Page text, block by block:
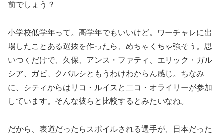
前でしょう？
小学校低学年って。高学年でもいいけど。ワーチャレに出
場したことある選抜を作ったら、めちゃくちゃ強そう。思
いつくだけで、久保、アンス・ファティ、エリック・ガル
シア、ガビ、クバルシともうわけわからん感じ。ちなみ
に、シティからはリコ・ルイスと二コ・オライリーが参加
しています。そんな彼らと比較するとみたいなね。
だから、表道だったらスポイルされる選手が、日本だった